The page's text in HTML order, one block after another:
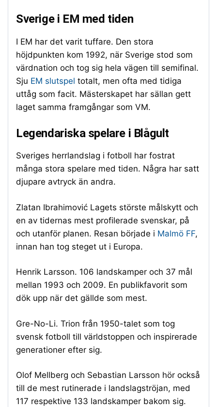
Sverige i EM med tiden
I EM har det varit tuffare. Den stora
höjdpunkten kom 1992, när Sverige stod som
värdnation och tog sig hela vägen till semifinal.
Sju EM slutspel totalt, men ofta med tidiga
uttåg som facit. Mästerskapet har sällan gett
laget samma framgångar som VM.
Legendariska spelare i Blågult
Sveriges herrlandslag i fotboll har fostrat
många stora spelare med tiden. Några har satt
djupare avtryck än andra.
Zlatan Ibrahimović Lagets störste målskytt och
en av tidernas mest profilerade svenskar, på
och utanför planen. Resan började i Malmö FF,
innan han tog steget ut i Europa.
Henrik Larsson. 106 landskamper och 37 mål
mellan 1993 och 2009. En publikfavorit som
dök upp när det gällde som mest.
Gre-No-Li. Trion från 1950-talet som tog
svensk fotboll till världstoppen och inspirerade
generationer efter sig.
Olof Mellberg och Sebastian Larsson hör också
till de mest rutinerade i landslagströjan, med
117 respektive 133 landskamper bakom sig.